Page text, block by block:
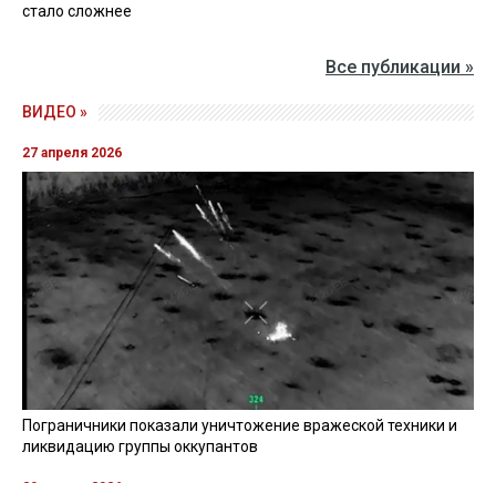
стало сложнее
Все публикации »
ВИДЕО »
27 апреля 2026
Пограничники показали уничтожение вражеской техники и
ликвидацию группы оккупантов